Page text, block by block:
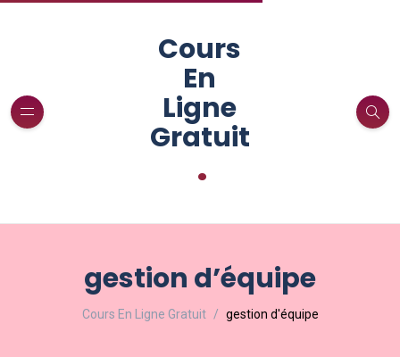
Cours
En
Ligne
Gratuit
.
gestion d’équipe
Cours En Ligne Gratuit gestion d'équipe